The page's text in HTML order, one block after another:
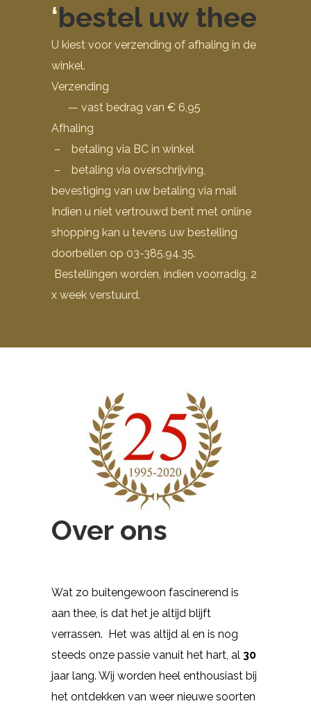
‘bestel uw thee
U kiest voor verzending of afhaling in de
winkel.
Verzending
— vast bedrag van € 6,95
Afhaling
– betaling via BC in winkel
– betaling via overschrijving,
bevestiging van uw betaling via mail
Indien u niet vertrouwd bent met online
shopping kan u tevens uw bestelling
doorbellen op 03-385.94.35.
Bestellingen worden, indien voorradig, 2
x week verstuurd.
Over ons
Wat zo buitengewoon fascinerend is
aan thee, is dat het je altijd blijft
verrassen. Het was altijd al en is nog
steeds onze passie vanuit het hart, al 30
jaar lang. Wij worden heel enthousiast bij
het ontdekken van weer nieuwe soorten